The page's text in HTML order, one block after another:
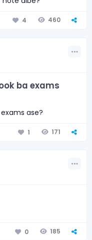
4 460
ba exams
ase?
1 171
0 185